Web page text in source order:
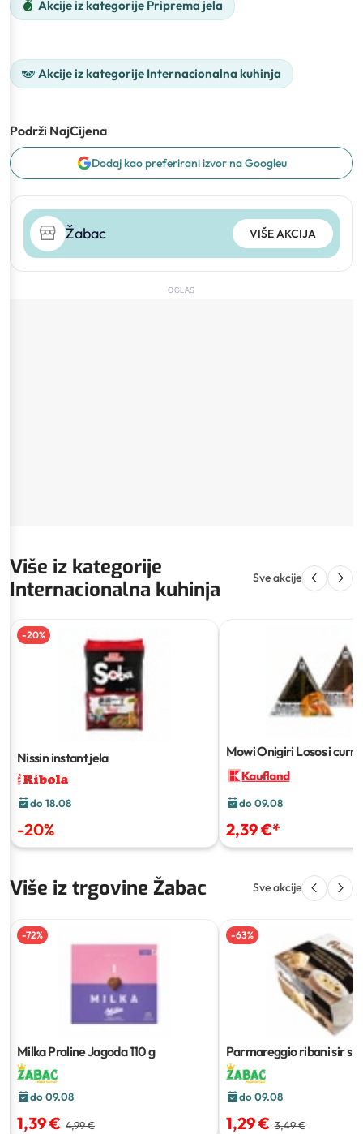
Akcije iz kategorije Priprema jela
Akcije iz kategorije Internacionalna kuhinja
Podrži NajCijena
Dodaj kao preferirani izvor na Googleu
Žabac VIŠE AKCIJA
OGLAS
Više iz kategorije
Internacionalna kuhinja
Sve akcije
-20%
Nissin instant jela
do 18.08
-20%
Mowi Onigiri Losos i
do 09.08
2,39 €*
Više iz trgovine Žabac Sve akcije
-72%
Milka Praline Jagoda110 g
do 09.08
1,39 € 4,99 €
-63%
Parmareggio ribani sir s
80 g
do 09.08
1,29 € 3,49 €